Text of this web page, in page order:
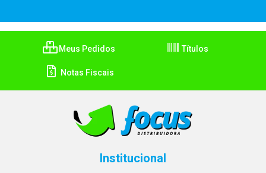
Meus Pedidos Títulos
Notas Fiscais
Institucional